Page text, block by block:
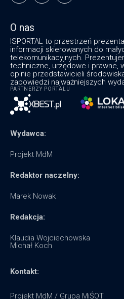
O nas
ISPORTAL to przestrzeń
informacji skierowanych do
telekomunikacyjnych.
techniczne, urzędowe i prawne,
opinie przedstawicieli
zapowiedzi najważniejszych
PARTNERZY PORTALU
Wydawca:
Projekt MdM
Redaktor naczelny:
Marek Nowak
Redakcja:
Klaudia Wojciechowska
Michał Koch
Kontakt:
Projekt MdM / Grupa MiŚOT